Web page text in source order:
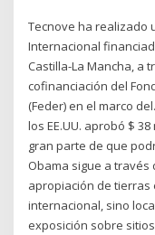
Tecnove ha realizado
Internacional
Castilla-La Mancha, a
cofinanciación del
(Feder) en el marco
los EE.UU. aprobó $
gran parte de que
Obama sigue a través
apropiación de tierras
internacional, sino
exposición sobre